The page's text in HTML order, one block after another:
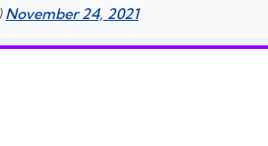
November 24, 2021